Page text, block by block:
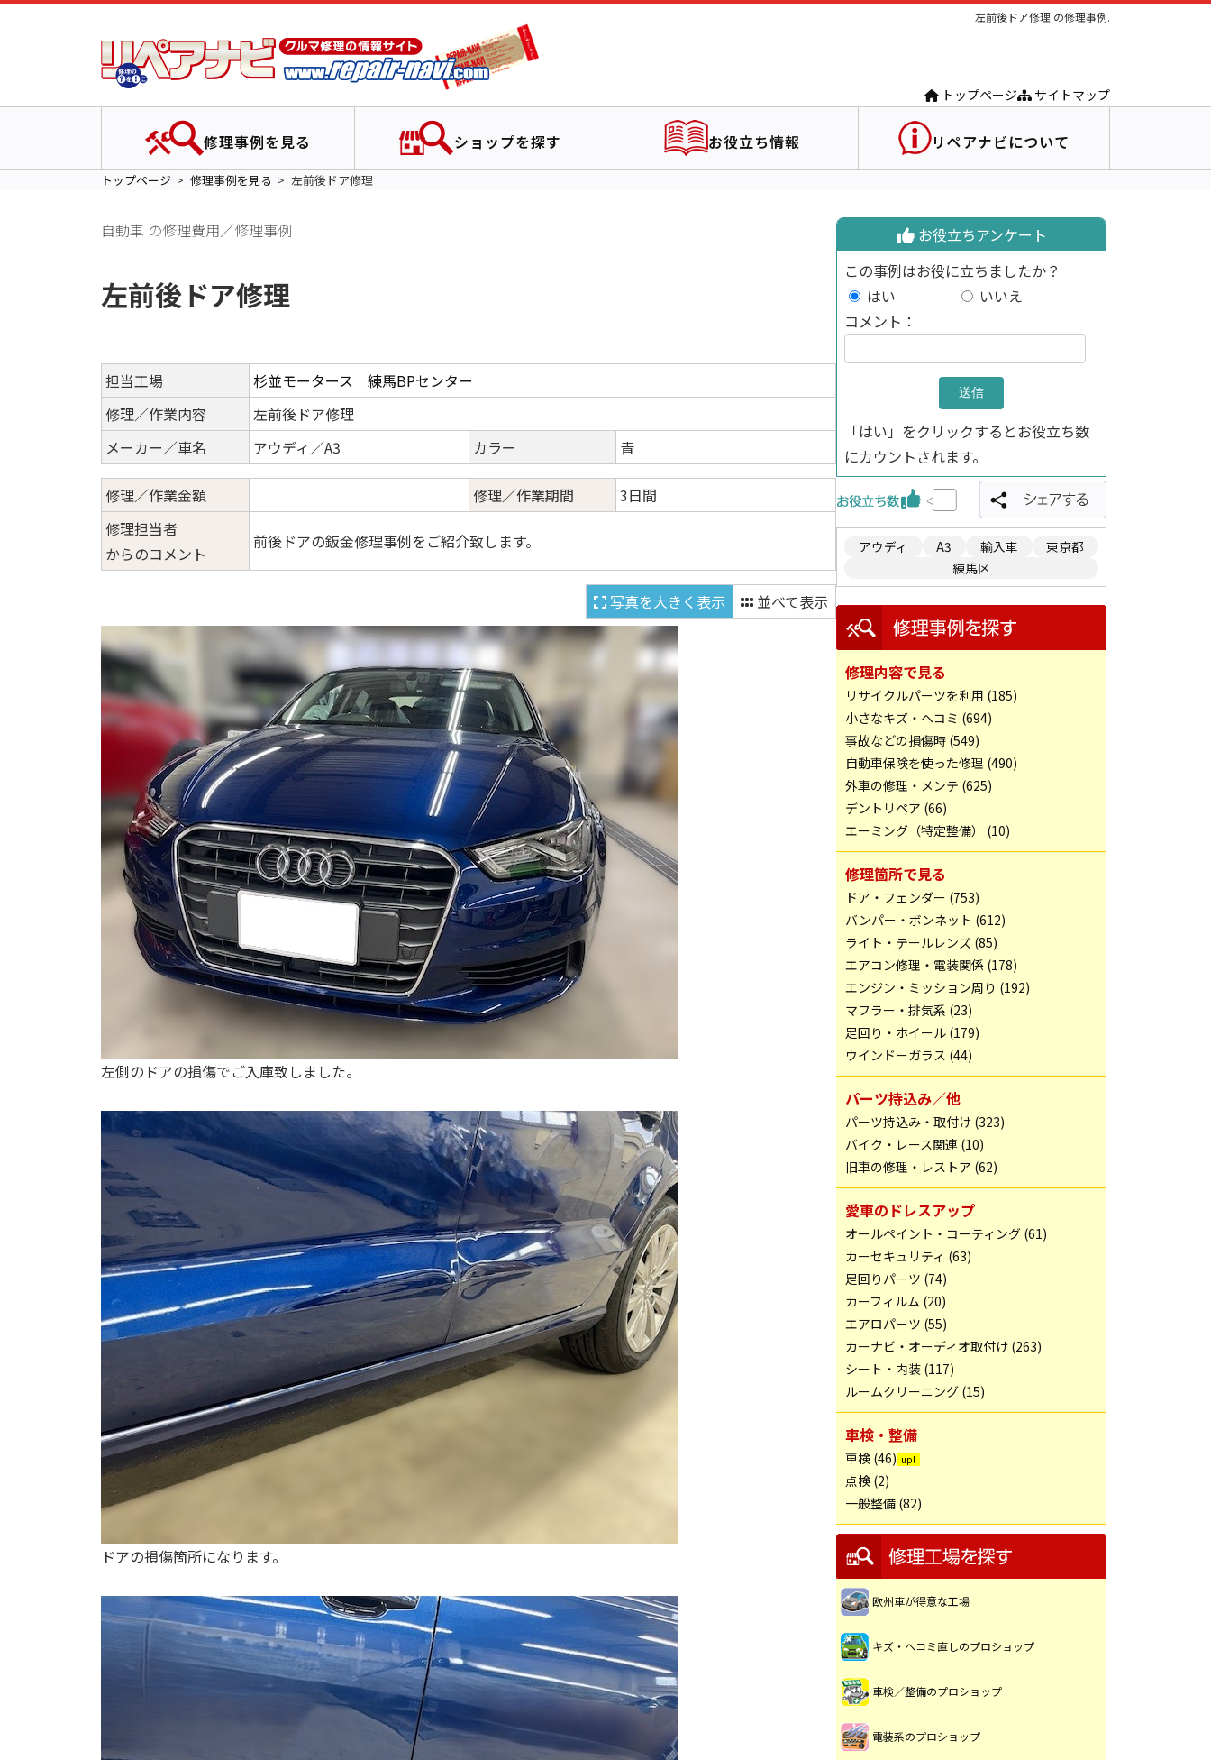
左前後ドア修理 の修理事例.
トップページ サイトマップ
修理事例を見る ショップを探す お役立ち情報 リペアナビについて
トップページ 修理事例を見る 左前後ドア修理
自動車 の修理費用／修理事例
左前後ドア修理
担当工場
杉並モータース 練馬BPセンター
修理／作業内容
左前後ドア修理
メーカー／車名
アウディ／A3 カラー 青
修理／作業金額 修理／作業期間
3日間
修理担当者
からのコメント
前後ドアの鈑金修理事例をご紹介致します。
写真を大きく表示 並べて表示
左側のドアの損傷でご入庫致しました。
ドアの損傷箇所になります。
お役立ちアンケート
この事例はお役に立ちましたか？
はい
いいえ
コメント：
「はい」をクリックするとお役立ち数
にカウントされます。
アウディ A3 輸入車
東京都
練馬区
修理内容で見る
リサイクルパーツを利用 (185)
小さなキズ・ヘコミ (694)
事故などの損傷時 (549)
自動車保険を使った修理 (490)
外車の修理・メンテ (625)
デントリペア (66)
エーミング（特定整備） (10)
修理箇所で見る
ドア・フェンダー (753)
バンパー・ボンネット (612)
ライト・テールレンズ (85)
エアコン修理・電装関係 (178)
エンジン・ミッション周り (192)
マフラー・排気系 (23)
足回り・ホイール (179)
ウインドーガラス (44)
パーツ持込み／他
パーツ持込み・取付け (323)
バイク・レース関連 (10)
旧車の修理・レストア (62)
愛車のドレスアップ
オールペイント・コーティング (61)
カーセキュリティ (63)
足回りパーツ (74)
カーフィルム (20)
エアロパーツ (55)
カーナビ・オーディオ取付け (263)
シート・内装 (117)
ルームクリーニング (15)
車検・整備
車検 (46)
点検 (2)
一般整備 (82)
欧州車が得意な工場
キズ・ヘコミ直しのプロショップ
車検／整備のプロショップ
電装系のプロショップ